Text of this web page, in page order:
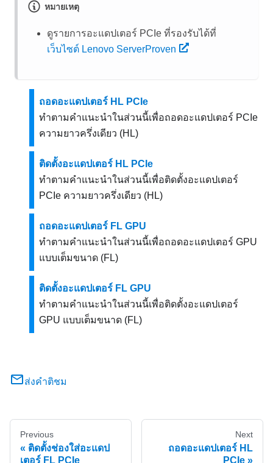
หมายเหตุ
ดูรายการอะแดปเตอร์ PCIe ที่รองรับได้ที่
เว็บไซต์ Lenovo ServerProven
ถอดอะแดปเตอร์ HL PCIe
ทำตามคำแนะนำในส่วนนี้เพื่อถอดอะแดปเตอร์ PCIe
ความยาวครึ่งเดียว (HL)
ติดตั้งอะแดปเตอร์ HL PCIe
ทำตามคำแนะนำในส่วนนี้เพื่อติดตั้งอะแดปเตอร์
PCIe ความยาวครึ่งเดียว (HL)
ถอดอะแดปเตอร์ FL GPU
ทำตามคำแนะนำในส่วนนี้เพื่อถอดอะแดปเตอร์ GPU
แบบเต็มขนาด (FL)
ติดตั้งอะแดปเตอร์ FL GPU
ทำตามคำแนะนำในส่วนนี้เพื่อติดตั้งอะแดปเตอร์
GPU แบบเต็มขนาด (FL)
ส่งคำติชม
Previous
ติดตั้งช่องใส่อะแดป
เตอร์ FL PCIe
Next
ถอดอะแดปเตอร์ HL
PCIe